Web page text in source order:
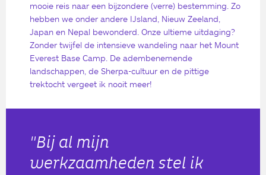
mooie reis naar een bijzondere (verre) bestemming. Zo
hebben we onder andere IJsland, Nieuw Zeeland,
Japan en Nepal bewonderd. Onze ultieme uitdaging?
Zonder twijfel de intensieve wandeling naar het Mount
Everest Base Camp. De adembenemende
landschappen, de Sherpa-cultuur en de pittige
trektocht vergeet ik nooit meer!
"Bij al mijn
werkzaamheden stel ik